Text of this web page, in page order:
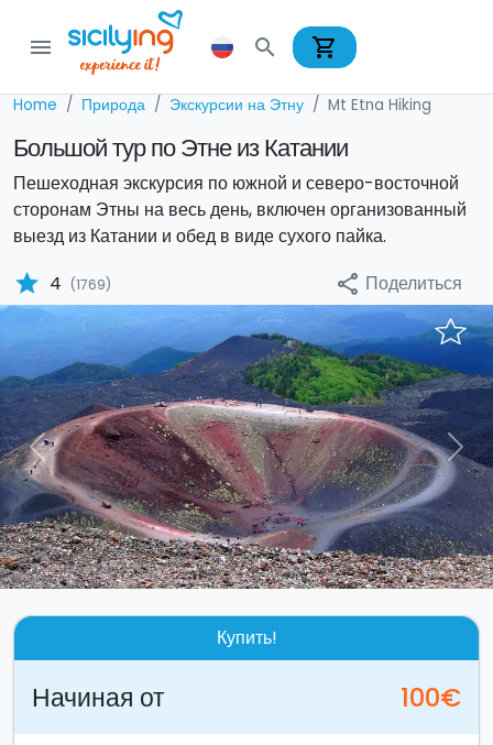
menu search shopping_cart
Home Природа Экскурсии на Этну Mt Etna Hiking
Большой тур по Этне из Катании
Пешеходная экскурсия по южной и северо-восточной
сторонам Этны на весь день, включен организованный
выезд из Катании и обед в виде сухого пайка.
star 4 (1769) share Поделиться
Previous Next
Купить!
Начиная от 100€